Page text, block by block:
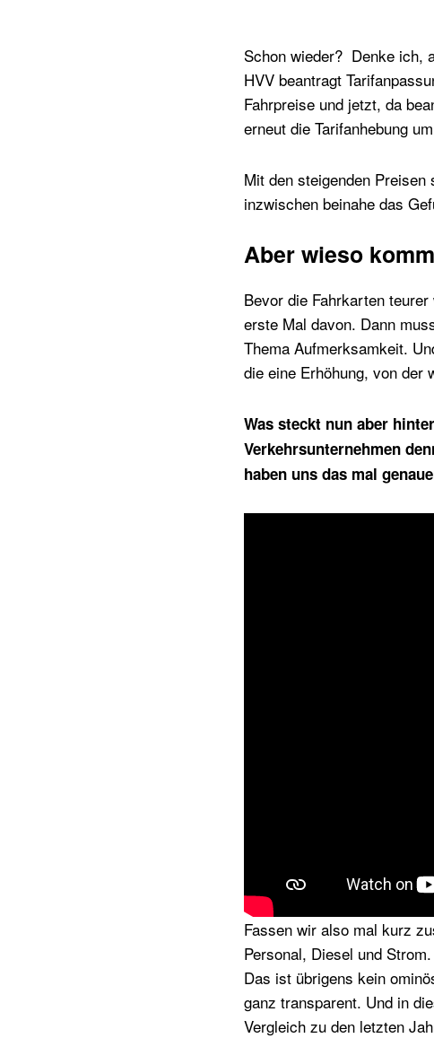
Schon wieder? Denke ich,
HVV beantragt
Fahrpreise und jetzt, da
erneut die Tarifanhebung
Mit den steigenden
inzwischen beinahe das
Aber wieso
Bevor die Fahrkarten
erste Mal davon. Dann
Thema Aufmerksamkeit.
die eine Erhöhung, von der
Was steckt nun aber
Verkehrsunternehmen
haben uns das mal
Fassen wir also mal kurz
Personal, Diesel und
Das ist übrigens kein
ganz transparent. Und in
Vergleich zu den letzten